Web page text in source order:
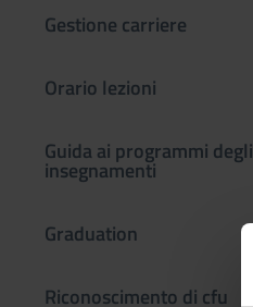
Gestione carriere
Orario lezioni
Guida ai programmi degli
insegnamenti
Graduation
Riconoscimento di cfu